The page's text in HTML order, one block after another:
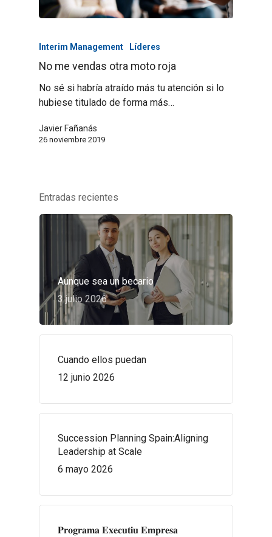
Interim Management Líderes
No me vendas otra moto roja
No sé si habría atraído más tu atención si lo
hubiese titulado de forma más…
Javier Fañanás
26 noviembre 2019
Entradas recientes
Aunque sea un becario
3 julio 2026
Cuando ellos puedan
12 junio 2026
Succession Planning Spain:Aligning
Leadership at Scale
6 mayo 2026
𝐏𝐫𝐨𝐠𝐫𝐚𝐦𝐚 𝐄𝐱𝐞𝐜𝐮𝐭𝐢𝐮 𝐄𝐦𝐩𝐫𝐞𝐬𝐚